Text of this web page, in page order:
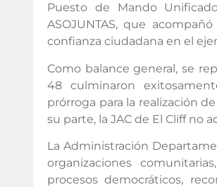
Puesto de Mando
ASOJUNTAS, que
confianza ciudadana en el
Como balance general, se
48 culminaron
prórroga para la realización
su parte, la JAC de El Cliff no
La Administración
organizaciones
procesos democráticos,